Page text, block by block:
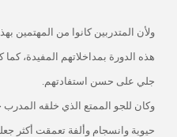
ولأن المتدربين كانوا من المهتمين
هذه الدورة بمداخلاتهم المفيدة، كما
جلي على حسن استفادتهم.
وكان للجو الممتع الذي خلقه المدرب
حيوية وانسجام وألفة تعمقت أكثر